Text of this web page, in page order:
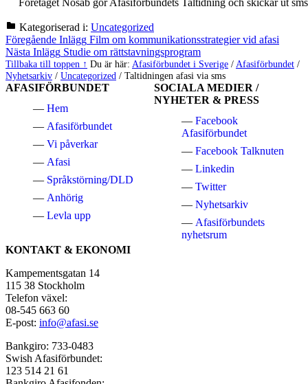
Kategoriserad i: Uncategorized
Hoppa
tillbaka
till
huvudnavigeringen
Inläggsnavigering
Föregående Inlägg Film om kommunikationsstrategier vid afasi
Nästa Inlägg Studie om rättstavningsprogram
Tillbaka till toppen ↑ Du är här: Afasiförbundet i Sverige / Afasiförbundet /
Nyhetsarkiv / Uncategorized / Taltidningen afasi via sms
AFASIFÖRBUNDET
Hem
Afasiförbundet
Vi påverkar
Afasi
Språkstörning/DLD
Anhörig
Levla upp
SOCIALA MEDIER /
NYHETER & PRESS
Facebook
Afasiförbundet
Facebook Talknuten
Linkedin
Twitter
Nyhetsarkiv
Afasiförbundets
nyhetsrum
KONTAKT & EKONOMI
Kampementsgatan 14
115 38 Stockholm
Telefon växel:
08-545 663 60
E-post: info@afasi.se
Bankgiro: 733-0483
Swish Afasiförbundet:
123 514 21 61